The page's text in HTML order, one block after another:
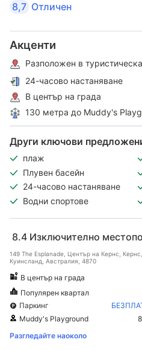
8,7 Отличен
Акценти
Разположен в
24-часово настаняване
В център на града
130 метра до Muddy's
Други ключови
плаж
Плувен басейн
24-часово настаняване
Водни спортове
8.4 Изключително
149 The Esplanade, Център на Кернс, Кeрнс,
Куинсланд, Австралия, 4870
В център на града
Популярен квартал
Паркинг
Muddy's Playground
Разгледайте наоколо